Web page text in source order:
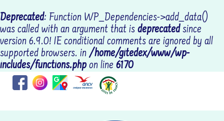
Deprecated: Function WP_Dependencies->add_data()
was called with an argument that is deprecatedsince
version 6.9.0! IE conditional comments are ignored by all
supported browsers. in/home/gitedex/www/wp-
includes/functions.php on line 6170